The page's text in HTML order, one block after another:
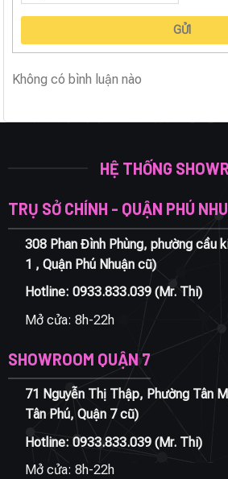
GỬI
Không có bình luận nào
HỆ THỐNG
TRỤ SỞ CHÍNH - QUẬN PHÚ
308 Phan Đình Phùng, phường cầu
1 , Quận Phú Nhuận cũ)
Hotline: 0933.833.039(Mr. Thi)
Mở cửa: 8h-22h
SHOWROOM QUẬN 7
71 Nguyễn Thị Thập, Phường Tân
Tân Phú, Quận 7 cũ)
Hotline: 0933.833.039(Mr. Thi)
Mở cửa: 8h-22h